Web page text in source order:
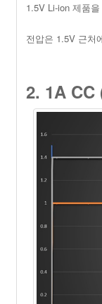
1.5V Li-ion 제품
전압은 1.5V 근처
2. 1A CC